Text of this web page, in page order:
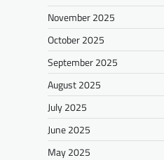
November 2025
October 2025
September 2025
August 2025
July 2025
June 2025
May 2025